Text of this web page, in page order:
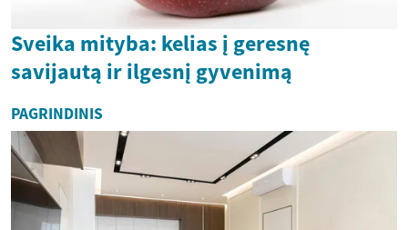
Sveika mityba: kelias į geresnę
savijautą ir ilgesnį gyvenimą
PAGRINDINIS